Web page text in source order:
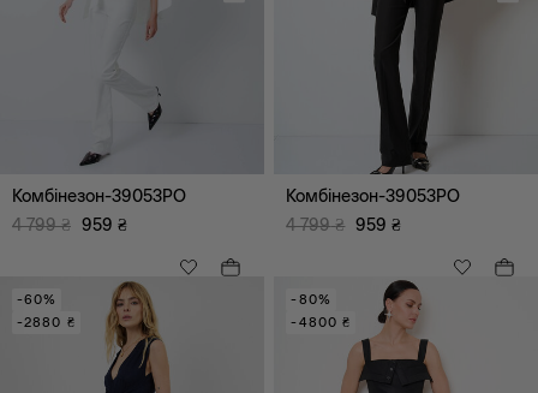
Прямий класичний
Завужений
Карго
Комбінезон-39053PO
4 799 ₴ 959 ₴
Комбінезон-39053PO
4 799 ₴ 959 ₴
-60%
-2880 ₴
-80%
-4800 ₴